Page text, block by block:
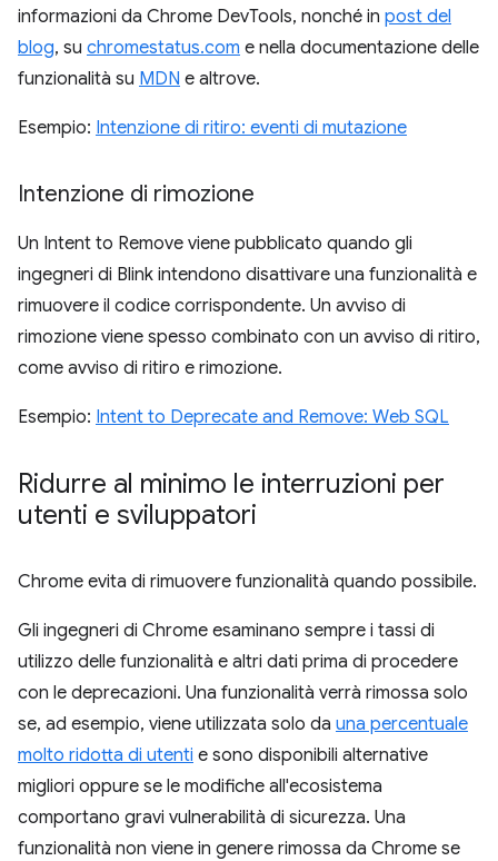
informazioni da Chrome DevTools, nonché in post del
blog, su chromestatus.com e nella documentazione delle
funzionalità su MDN e altrove.
Esempio: Intenzione di ritiro: eventi di mutazione
Intenzione di rimozione
Un Intent to Remove viene pubblicato quando gli
ingegneri di Blink intendono disattivare una funzionalità e
rimuovere il codice corrispondente. Un avviso di
rimozione viene spesso combinato con un avviso di ritiro,
come avviso di ritiro e rimozione.
Esempio: Intent to Deprecate and Remove: Web SQL
Ridurre al minimo le interruzioni per
utenti e sviluppatori
Chrome evita di rimuovere funzionalità quando possibile.
Gli ingegneri di Chrome esaminano sempre i tassi di
utilizzo delle funzionalità e altri dati prima di procedere
con le deprecazioni. Una funzionalità verrà rimossa solo
se, ad esempio, viene utilizzata solo da una percentuale
molto ridotta di utenti e sono disponibili alternative
migliori oppure se le modifiche all'ecosistema
comportano gravi vulnerabilità di sicurezza. Una
funzionalità non viene in genere rimossa da Chrome se